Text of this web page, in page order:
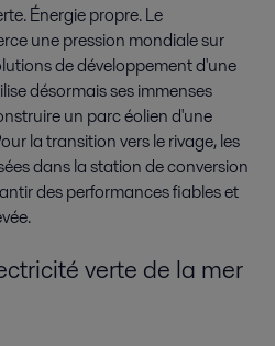
Énergie propre. Le
une pression mondiale sur
de développement d'une
désormais ses immenses
un parc éolien d'une
la transition vers le rivage, les
dans la station de conversion
des performances fiables et
verte de la mer